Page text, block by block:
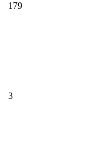
179
3